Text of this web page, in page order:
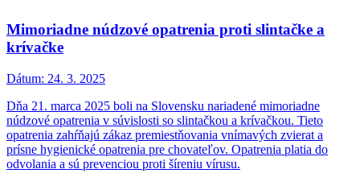
Mimoriadne núdzové opatrenia proti slintačke a
krívačke
Dátum: 24. 3. 2025
Dňa 21. marca 2025 boli na Slovensku nariadené mimoriadne
núdzové opatrenia v súvislosti so slintačkou a krívačkou. Tieto
opatrenia zahŕňajú zákaz premiestňovania vnímavých zvierat a
prísne hygienické opatrenia pre chovateľov. Opatrenia platia do
odvolania a sú prevenciou proti šíreniu vírusu.